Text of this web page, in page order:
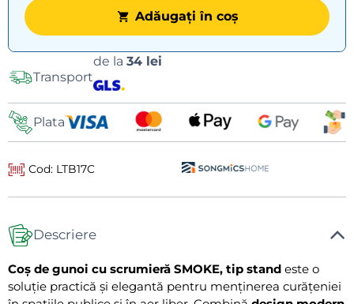
Adăugați în coș
Transport
de la 34 lei
Plata
Cod: LTB17C
Descriere
Coș de gunoi cu scrumieră SMOKE, tip stand este o
soluție practică și elegantă pentru menținerea curățeniei